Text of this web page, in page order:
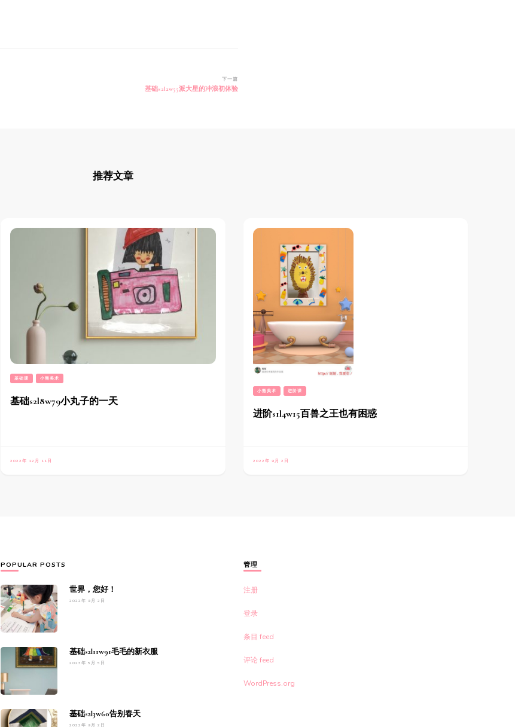
下一篇
基础s2l2w55派大星的冲浪初体验
推荐文章
基础课 小熊美术
基础s2l8w79小丸子的一天
2022年 12月 11日
小熊美术 进阶课
进阶s1l4w15百兽之王也有困惑
2022年 9月 2日
POPULAR POSTS
世界，您好！
2022年 9月 2日
基础s2l11w91毛毛的新衣服
2023年 5月 5日
基础s2l3w60告别春天
2022年 9月 2日
管理
注册
登录
条目 feed
评论 feed
WordPress.org